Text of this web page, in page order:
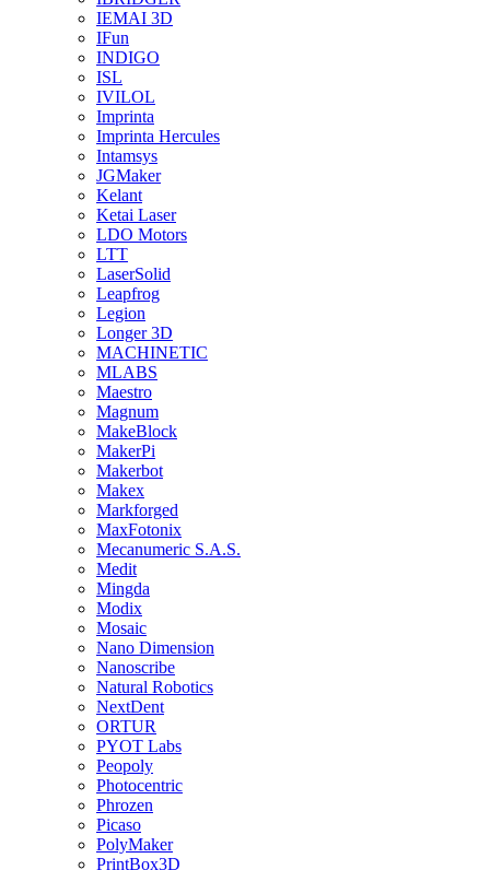
IEMAI 3D
IFun
INDIGO
ISL
IVILOL
Imprinta
Imprinta Hercules
Intamsys
JGMaker
Kelant
Ketai Laser
LDO Motors
LTT
LaserSolid
Leapfrog
Legion
Longer 3D
MACHINETIC
MLABS
Maestro
Magnum
MakeBlock
MakerPi
Makerbot
Makex
Markforged
MaxFotonix
Mecanumeric S.A.S.
Medit
Mingda
Modix
Mosaic
Nano Dimension
Nanoscribe
Natural Robotics
NextDent
ORTUR
PYOT Labs
Peopoly
Photocentric
Phrozen
Picaso
PolyMaker
PrintBox3D